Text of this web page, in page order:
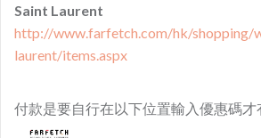
Saint Laurent
http://www.farfetch.com/hk/shopping/
laurent/items.aspx
付款是要自行在以下位置輸入優惠碼才